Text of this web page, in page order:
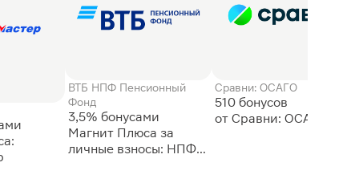
ВТБ НПФ Пенсионный
Фонд
3,5% бонусами
Магнит Плюса за
личные взносы: НПФ
Сравни: ОСАГО
510 бонусов